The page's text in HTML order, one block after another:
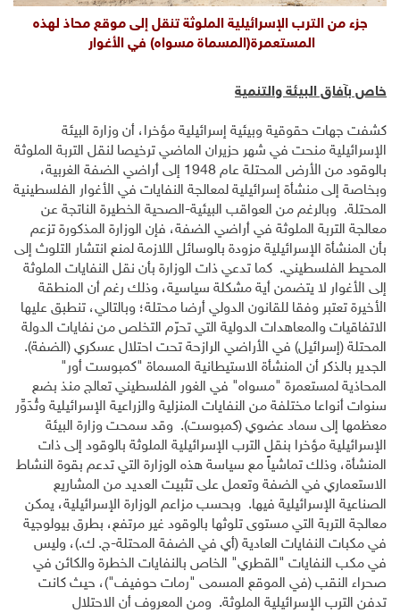
جزء من الترب الإسرائيلية الملوثة تنقل إلى موقع محاذ لهذه
المستعمرة(المسماة مسواه) في الأغوار
خاص بآفاق البيئة والتنمية
كشفت جهات حقوقية وبيئية إسرائيلية مؤخرا، أن وزارة البيئة
الإسرائيلية منحت في شهر حزيران الماضي ترخيصا لنقل التربة الملوثة
بالوقود من الأرض المحتلة عام 1948 إلى أراضي الضفة الغربية،
وبخاصة إلى منشأة إسرائيلية لمعالجة النفايات في الأغوار الفلسطينية
المحتلة. وبالرغم من العواقب البيئية-الصحية الخطيرة الناتجة عن
معالجة التربة الملوثة في أراضي الضفة، فإن الوزارة المذكورة تزعم
بأن المنشأة الإسرائيلية مزودة بالوسائل اللازمة لمنع انتشار التلوث إلى
المحيط الفلسطيني. كما تدعي ذات الوزارة بأن نقل النفايات الملوثة
إلى الأغوار لا يتضمن أية مشكلة سياسية، وذلك رغم أن المنطقة
الأخيرة تعتبر وفقا للقانون الدولي أرضا محتلة؛ وبالتالي، تنطبق عليها
الاتفاقيات والمعاهدات الدولية التي تحرّم التخلص من نفايات الدولة
المحتلة (إسرائيل) في الأراضي الرازحة تحت احتلال عسكري (الضفة).
الجدير بالذكر أن المنشأة الاستيطانية المسماة "كمبوست أور"
المحاذية لمستعمرة "مسواه" في الغور الفلسطيني تعالج منذ بضع
سنوات أنواعا مختلفة من النفايات المنزلية والزراعية الإسرائيلية وتُدَوِّر
معظمها إلى سماد عضوي (كمبوست). وقد سمحت وزارة البيئة
الإسرائيلية مؤخرا بنقل الترب الإسرائيلية الملوثة بالوقود إلى ذات
المنشأة، وذلك تماشياً مع سياسة هذه الوزارة التي تدعم بقوة النشاط
الاستعماري في الضفة وتعمل على تثبيت العديد من المشاريع
الصناعية الإسرائيلية فيها. وبحسب مزاعم الوزارة الإسرائيلية، يمكن
معالجة التربة التي مستوى تلوثها بالوقود غير مرتفع، بطرق بيولوجية
في مكبات النفايات العادية (أي في الضفة المحتلة-ج. ك.)، وليس
في مكب النفايات "القطري" الخاص بالنفايات الخطرة والكائن في
صحراء النقب (في الموقع المسمى "رمات حوفيف")، حيث كانت
تدفن الترب الإسرائيلية الملوثة. ومن المعروف أن الاحتلال